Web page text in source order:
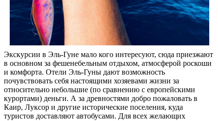
Экскурсии в Эль-Гуне мало кого интересуют, сюда приезжают
в основном за фешенебельным отдыхом, атмосферой роскоши
и комфорта. Отели Эль-Гуны дают возможность
почувствовать себя настоящими хозяевами жизни за
относительно небольшие (по сравнению с европейскими
курортами) деньги. А за древностями добро пожаловать в
Каир, Луксор и другие исторические поселения, куда
туристов доставляют автобусами. Для всех желающих